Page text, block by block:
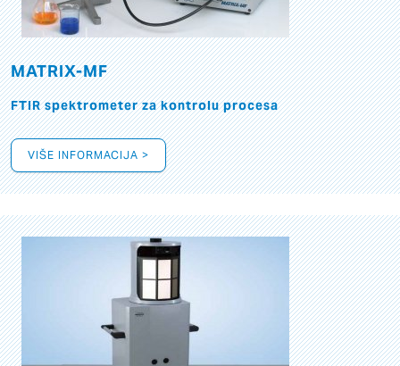
MATRIX-MF
FTIR spektrometer za kontrolu procesa
VIŠE INFORMACIJA >